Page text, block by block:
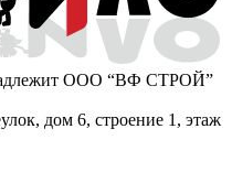
ООО “ВФ СТРОЙ”
дом 6, строение 1, этаж